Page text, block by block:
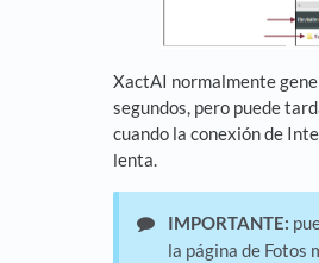
XactAI normalmente
segundos, pero puede
cuando la conexión de
lenta.
IMPORTANTE:
la página de Fotos